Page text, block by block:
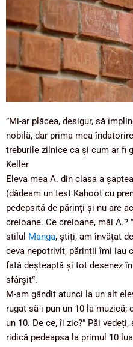
”Mi-ar plăcea, desigur, să
nobilă, dar prima mea
treburile zilnice ca şi cum ar fi
Keller
Eleva mea A. din clasa a
(dădeam un test Kahoot cu
pedepsită de părinți și nu are
creioane. Ce creioane, măi A.?
stilul Manga, știți, am învățat
ceva nepotrivit, părinții îmi iau
fată deșteaptă și tot desenez
sfârșit”.
M-am gândit atunci la un alt
rugat să-i pun un 10 la
un 10. De ce, îi zic?” Păi
ridică pedeapsa la primul 10